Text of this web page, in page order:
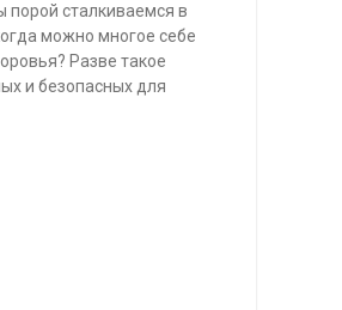
сталкиваемся в
можно многое себе
Разве такое
и безопасных для